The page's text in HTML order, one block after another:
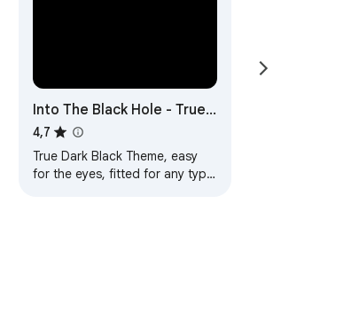
Into The Black Hole - True
Amoled Black Theme
4,7
True Dark Black Theme, easy
for the eyes, fitted for any type